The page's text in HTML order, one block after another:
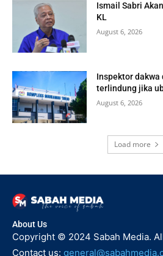
Ismail Sabri
KL
August 6, 2026
Inspektor
terlindung jika
August 6, 2026
Load more
About Us
Copyright © 2024 Sabah Media.
Contact us: